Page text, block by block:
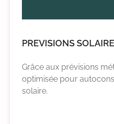
PREVISIONS
Grâce aux prévisions
optimisée pour
solaire.